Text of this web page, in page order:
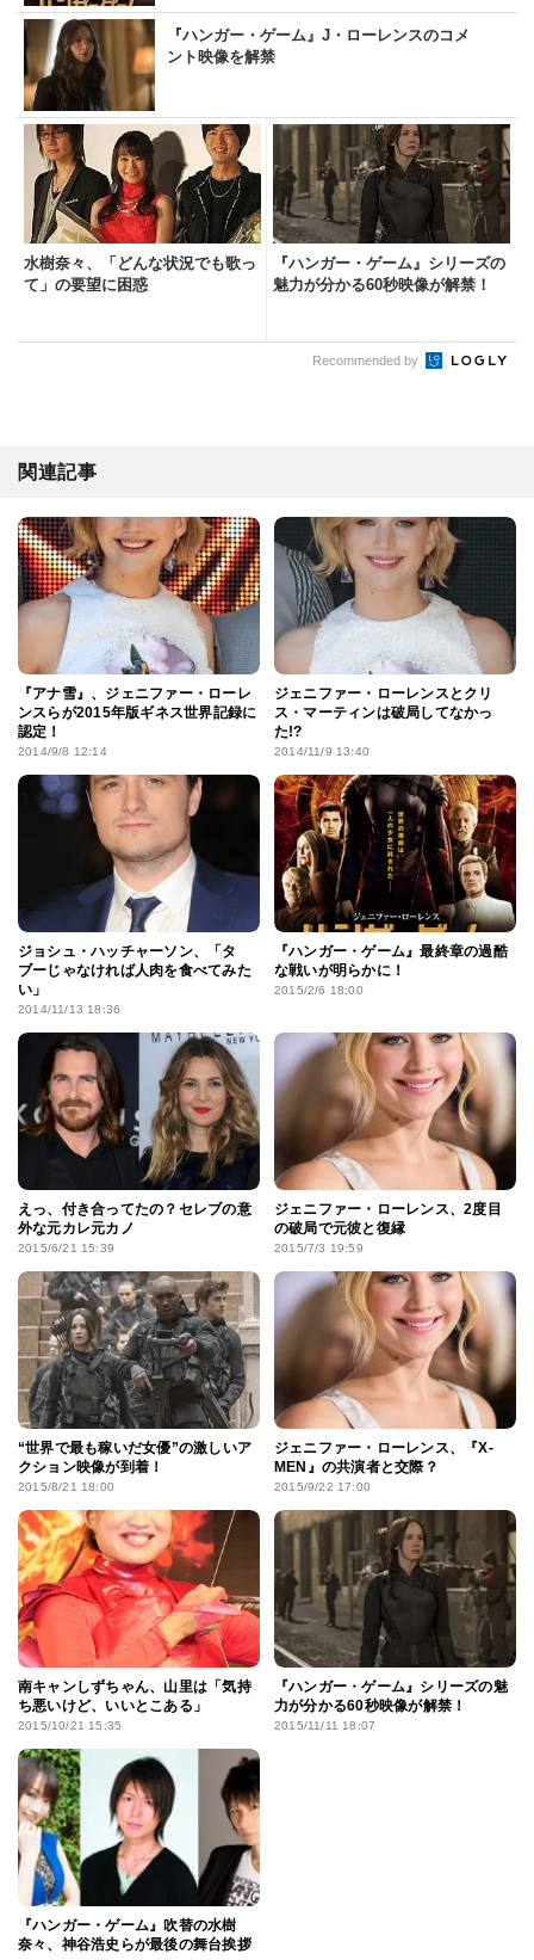
『ハンガー・ゲーム』J・ローレンスのコメ
ント映像を解禁
水樹奈々、「どんな状況でも歌っ
て」の要望に困惑
『ハンガー・ゲーム』シリーズの
魅力が分かる60秒映像が解禁！
Recommended by
関連記事
『アナ雪』、ジェニファー・ローレ
ンスらが2015年版ギネス世界記録に
認定！
2014/9/8 12:14
ジェニファー・ローレンスとクリ
ス・マーティンは破局してなかっ
た!?
2014/11/9 13:40
ジョシュ・ハッチャーソン、「タ
ブーじゃなければ人肉を食べてみた
い」
2014/11/13 18:36
『ハンガー・ゲーム』最終章の過酷
な戦いが明らかに！
2015/2/6 18:00
えっ、付き合ってたの？セレブの意
外な元カレ元カノ
2015/6/21 15:39
ジェニファー・ローレンス、2度目
の破局で元彼と復縁
2015/7/3 19:59
“世界で最も稼いだ女優”の激しいア
クション映像が到着！
2015/8/21 18:00
ジェニファー・ローレンス、『X-
MEN』の共演者と交際？
2015/9/22 17:00
南キャンしずちゃん、山里は「気持
ち悪いけど、いいとこある」
2015/10/21 15:35
『ハンガー・ゲーム』シリーズの魅
力が分かる60秒映像が解禁！
2015/11/11 18:07
『ハンガー・ゲーム』吹替の水樹
奈々、神谷浩史らが最後の舞台挨拶